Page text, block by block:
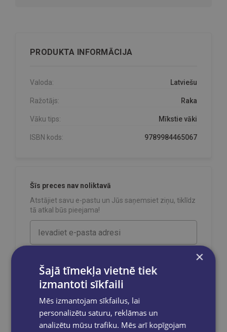
PRODUKTA INFORMĀCIJA
Valoda: Latviešu
Ražotājs: Raka
Vāku tips: Mīkstie vāki
ISBN kods: 9789984465067
Šīs preces nav noliktavā
Atstājiet savu e-pastu un Jūs saņemsiet ziņu, tiklīdz
tā atkal būs pieejama!
Sūtīt
Reģistrējies un saņem 10% atlaidi pilnas
×
Šajā tīmekļa vietnē tiek
izmantoti sīkfaili
Mēs izmantojam sīkfailus, lai
personalizētu saturu, reklāmas un
analizētu mūsu trafiku. Mēs arī kopīgojam